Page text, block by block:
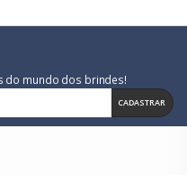
do mundo dos brindes!
CADASTRAR